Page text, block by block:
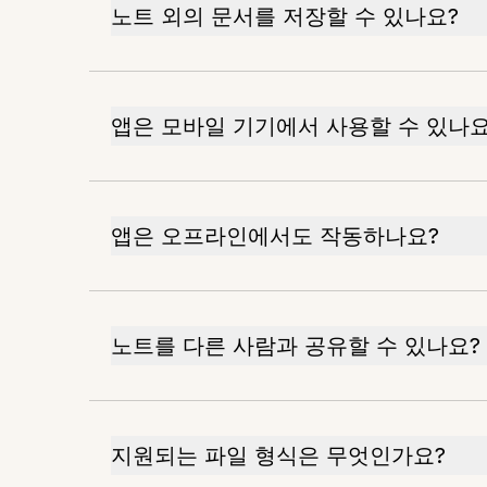
노트 외의 문서를 저장할 수 있나요?
앱은 모바일 기기에서 사용할 수 있나
앱은 오프라인에서도 작동하나요?
노트를 다른 사람과 공유할 수 있나요?
지원되는 파일 형식은 무엇인가요?